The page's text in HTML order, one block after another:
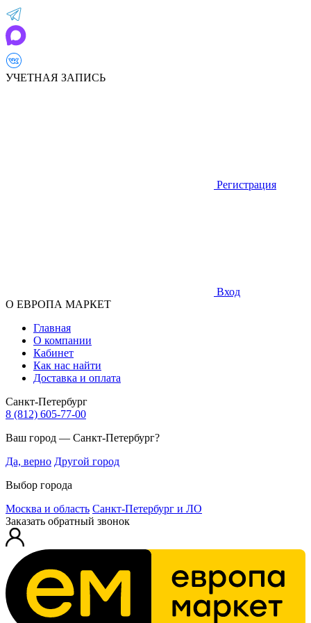
УЧЕТНАЯ ЗАПИСЬ
Регистрация
Вход
О ЕВРОПА МАРКЕТ
Главная
О компании
Кабинет
Как нас найти
Доставка и оплата
Санкт-Петербург
8 (812) 605-77-00
Ваш город — Санкт-Петербург?
Да, верно Другой город
Выбор города
Москва и область Санкт-Петербург и ЛО
Заказать обратный звонок